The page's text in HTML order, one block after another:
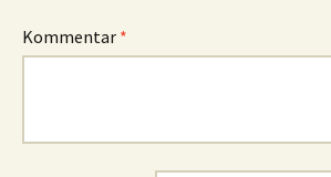
Kommentar *